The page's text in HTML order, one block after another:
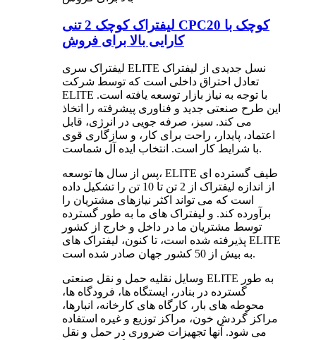
لیفتراک کوچک 2 تنی CPC20 کوچک با
کارایی بالا برای فروش
لیفتراک سری ELITE نسل جدیدی از لیفتراک
تعادل احتراق داخلی است که توسط شرکت
ELITE با توجه به نیاز بازار توسعه یافته است.
این طرح صنعتی جدید و فناوری پیشرفته را اتخاذ
می کند. سبز، صرفه جویی در انرژی، قابل
اعتماد، پایدار، راحت برای کار، و سازگاری قوی
با شرایط کار است. انتخاب ایده آل شماست.
پس از سال ها توسعه، ELITE طیف گسترده ای
از اندازه لیفتراک از 2 تن تا 10 تن را تشکیل داده
است که می تواند اکثر نیازهای مشتریان را
برآورده کند. و لیفتراک های ما به طور گسترده
توسط مشتریان ما در داخل و خارج از کشور
پذیرفته شده است، تا کنون، لیفتراک های ELITE
به بیش از 50 کشور جهان صادر شده است.
وسایل نقلیه حمل و نقل صنعتی ELITE به طور
گسترده در بنادر، ایستگاه ها، فرودگاه ها،
محوطه های بار، کارگاه های کارخانه، انبارها،
مراکز گردش خون، مراکز توزیع و غیره استفاده
می شود. آنها تجهیزات ضروری در حمل و نقل